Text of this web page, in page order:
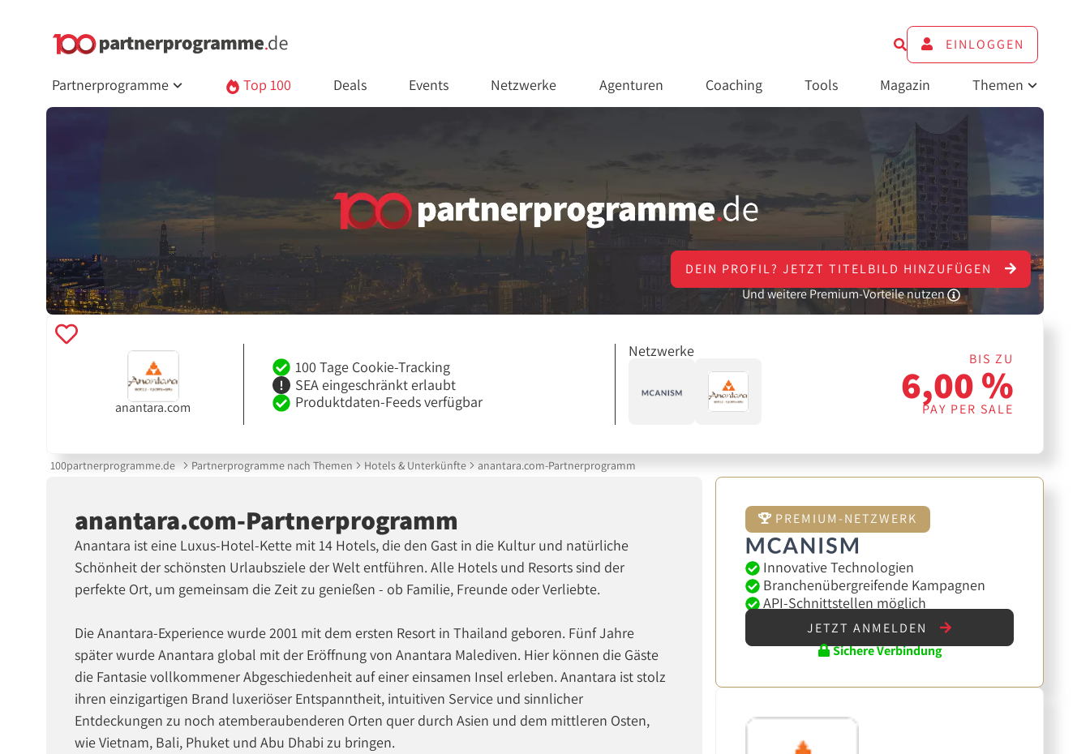
EINLOGGEN
Partnerprogramme Top 100 Deals Events Netzwerke Agenturen Coaching Tools Magazin Themen
DEIN PROFIL? JETZT TITELBILD HINZUFÜGEN
Und weitere Premium-Vorteile nutzen
anantara.com
100 Tage Cookie-Tracking
SEA eingeschränkt erlaubt
Produktdaten-Feeds verfügbar
Netzwerke BIS ZU
6,00 %
PAY PER SALE
100partnerprogramme.de Partnerprogramme nach Themen Hotels & Unterkünfte anantara.com-Partnerprogramm
anantara.com-Partnerprogramm
Anantara ist eine Luxus-Hotel-Kette mit 14 Hotels, die den Gast in die Kultur und natürliche
Schönheit der schönsten Urlaubsziele der Welt entführen. Alle Hotels und Resorts sind der
perfekte Ort, um gemeinsam die Zeit zu genießen - ob Familie, Freunde oder Verliebte.
Die Anantara-Experience wurde 2001 mit dem ersten Resort in Thailand geboren. Fünf Jahre
später wurde Anantara global mit der Eröffnung von Anantara Malediven. Hier können die Gäste
die Fantasie vollkommener Abgeschiedenheit auf einer einsamen Insel erleben. Anantara ist stolz
ihren einzigartigen Brand luxeriöser Entspanntheit, intuitiven Service und sinnlicher
Entdeckungen zu noch atemberaubenderen Orten quer durch Asien und dem mittleren Osten,
wie Vietnam, Bali, Phuket und Abu Dhabi zu bringen.
PREMIUM-NETZWERK
Innovative Technologien
Branchenübergreifende Kampagnen
API-Schnittstellen möglich
JETZT ANMELDEN
Sichere Verbindung